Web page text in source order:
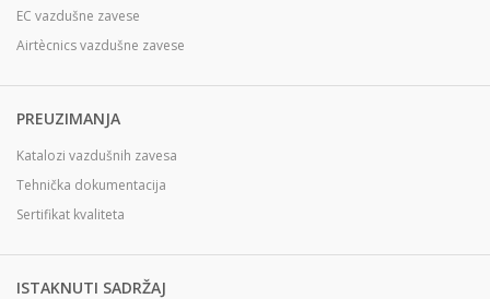
EC vazdušne zavese
Airtècnics vazdušne zavese
PREUZIMANJA
Katalozi vazdušnih zavesa
Tehnička dokumentacija
Sertifikat kvaliteta
ISTAKNUTI SADRŽAJ